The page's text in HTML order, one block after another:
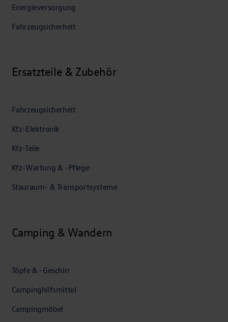
Energieversorgung
Fahrzeugsicherheit
Ersatzteile & Zubehör
Fahrzeugsicherheit
Kfz-Elektronik
Kfz-Teile
Kfz-Wartung & -Pflege
Stauraum- & Transportsysteme
Camping & Wandern
Töpfe & -Geschirr
Campinghilfsmittel
Campingmöbel